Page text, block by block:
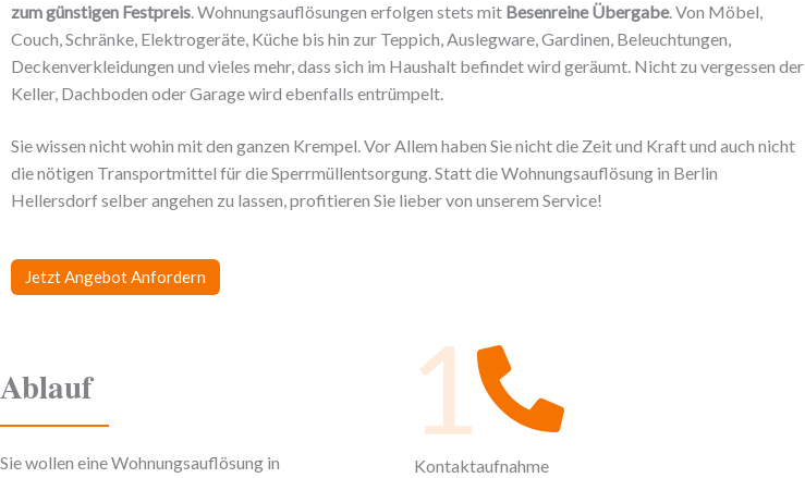
zum günstigen Festpreis. Wohnungsauflösungen erfolgen stets mit Besenreine Übergabe. Von Möbel,
Couch, Schränke, Elektrogeräte, Küche bis hin zur Teppich, Auslegware, Gardinen, Beleuchtungen,
Deckenverkleidungen und vieles mehr, dass sich im Haushalt befindet wird geräumt. Nicht zu vergessen der
Keller, Dachboden oder Garage wird ebenfalls entrümpelt.
Sie wissen nicht wohin mit den ganzen Krempel. Vor Allem haben Sie nicht die Zeit und Kraft und auch nicht
die nötigen Transportmittel für die Sperrmüllentsorgung. Statt die Wohnungsauflösung in Berlin
Hellersdorf selber angehen zu lassen, profitieren Sie lieber von unserem Service!
Jetzt Angebot Anfordern
Ablauf
Sie wollen eine Wohnungsauflösung in
1
Kontaktaufnahme